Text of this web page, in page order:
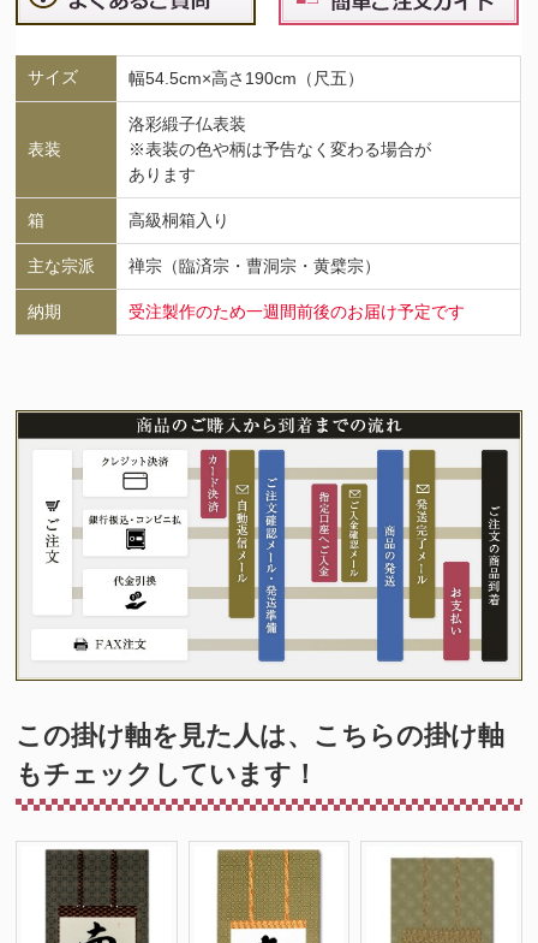
サイズ 幅54.5cm×高さ190cm（尺五）
表装
洛彩緞子仏表装
※表装の色や柄は予告なく変わる場合が
あります
箱 高級桐箱入り
主な宗派 禅宗（臨済宗・曹洞宗・黄檗宗）
納期 受注製作のため一週間前後のお届け予定です
この掛け軸を見た人は、こちらの掛け軸
もチェックしています！